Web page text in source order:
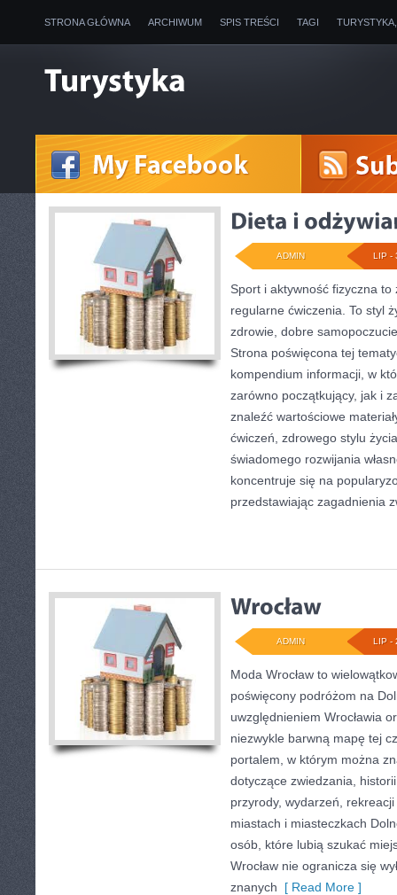
STRONA GŁÓWNA ARCHIWUM SPIS TREŚCI TAGI
LIP -
ADMIN
Sport i aktywność fizyczna
regularne ćwiczenia. To styl
zdrowie, dobre
Strona poświęcona tej
kompendium informacji, w
zarówno początkujący, jak i
znaleźć wartościowe
ćwiczeń, zdrowego stylu
świadomego rozwijania
koncentruje się na
przedstawiając zagadnienia
LIP -
ADMIN
Moda Wrocław to
poświęcony podróżom na
uwzględnieniem Wrocławia
niezwykle barwną mapę tej
portalem, w którym można
dotyczące zwiedzania,
przyrody, wydarzeń,
miastach i miasteczkach
osób, które lubią szukać
Wrocław nie ogranicza się
znanych [ Read More ]